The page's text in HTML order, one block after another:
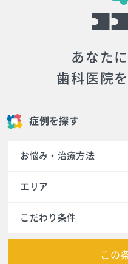
あなた
歯科医院
症例を探す
お悩み・治療方法
エリア
こだわり条件
この